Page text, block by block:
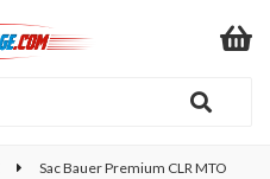
Sac Bauer Premium CLR MTO